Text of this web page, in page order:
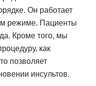
Он работает
режиме. Пациенты
Кроме того, мы
как
позволяет
инсультов.